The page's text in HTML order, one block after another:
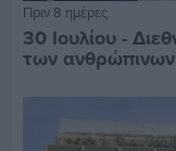
Πριν 8 ημέρες
30 Ιουλίου -
των ανθρώπινων